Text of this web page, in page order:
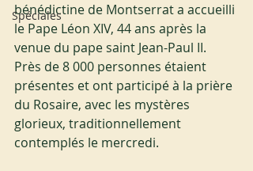
Spéciales
bénédictine de Montserrat a accueilli
le Pape Léon XIV, 44 ans après la
venue du pape saint Jean-Paul II.
Près de 8 000 personnes étaient
présentes et ont participé à la prière
du Rosaire, avec les mystères
glorieux, traditionnellement
contemplés le mercredi.